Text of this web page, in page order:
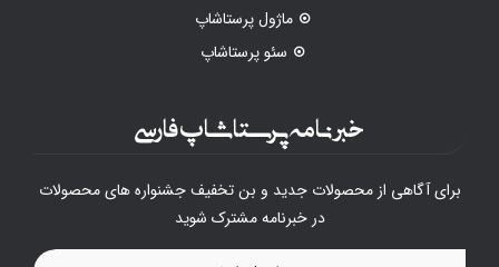
ماژول پرستاشاپ
سئو پرستاشاپ
خبرنامه پرستاشاپ فارسی
برای آگاهی از محصولات جدید و بن تخفیف جشنواره های محصولات
در خبرنامه مشترک شوید